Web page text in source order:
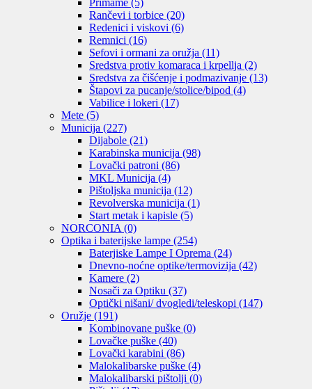
Rančevi i torbice (20)
Redenici i viskovi (6)
Remnici (16)
Sefovi i ormani za oružja (11)
Sredstva protiv komaraca i krpellja (2)
Sredstva za čišćenje i podmazivanje (13)
Štapovi za pucanje/stolice/bipod (4)
Vabilice i lokeri (17)
Mete (5)
Municija (227)
Dijabole (21)
Karabinska municija (98)
Lovački patroni (86)
MKL Municija (4)
Pištoljska municija (12)
Revolverska municija (1)
Start metak i kapisle (5)
NORCONIA (0)
Optika i baterijske lampe (254)
Baterjiske Lampe I Oprema (24)
Dnevno-noćne optike/termovizija (42)
Kamere (2)
Nosači za Optiku (37)
Optički nišani/ dvogledi/teleskopi (147)
Oružje (191)
Kombinovane puške (0)
Lovačke puške (40)
Lovački karabini (86)
Malokalibarske puške (4)
Malokalibarski pištolji (0)